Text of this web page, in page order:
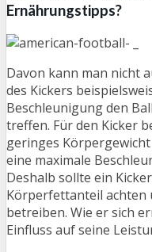
Ernährungstipps?
Davon kann man nicht
des Kickers
Beschleunigung den
treffen. Für den Kicker
geringes
eine maximale
Deshalb sollte ein
Körperfettanteil
betreiben. Wie er sich
Einfluss auf seine